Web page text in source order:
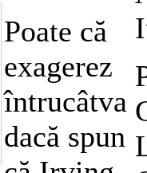
Poate că
exagerez
întrucâtva
dacă spun